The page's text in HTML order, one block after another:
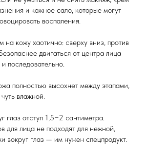
и кожное сало, которые могут
воспаления.
кожу хаотично: сверху вниз, против
двигаться от центра лица
последовательно.
полностью высохнет между этапами,
влажной.
глаз отступ 1,5−2 сантиметра.
для лица не подходят для нежной,
вокруг глаз — им нужен спецпродукт.